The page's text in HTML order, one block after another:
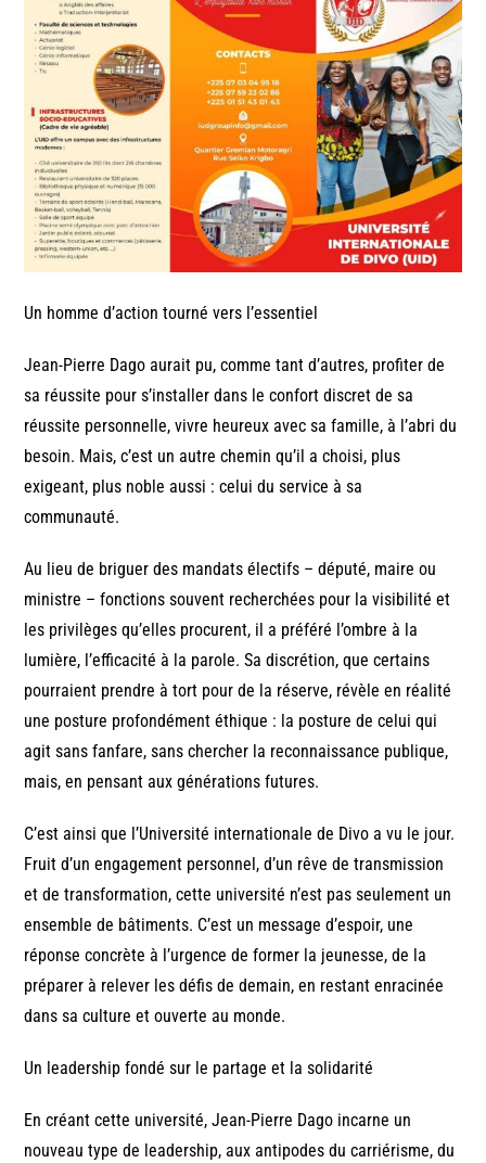
Un homme d’action tourné vers l’essentiel
Jean-Pierre Dago aurait pu, comme tant d’autres, profiter de
sa réussite pour s’installer dans le confort discret de sa
réussite personnelle, vivre heureux avec sa famille, à l’abri du
besoin. Mais, c’est un autre chemin qu’il a choisi, plus
exigeant, plus noble aussi : celui du service à sa
communauté.
Au lieu de briguer des mandats électifs – député, maire ou
ministre – fonctions souvent recherchées pour la visibilité et
les privilèges qu’elles procurent, il a préféré l’ombre à la
lumière, l’efficacité à la parole. Sa discrétion, que certains
pourraient prendre à tort pour de la réserve, révèle en réalité
une posture profondément éthique : la posture de celui qui
agit sans fanfare, sans chercher la reconnaissance publique,
mais, en pensant aux générations futures.
C’est ainsi que l’Université internationale de Divo a vu le jour.
Fruit d’un engagement personnel, d’un rêve de transmission
et de transformation, cette université n’est pas seulement un
ensemble de bâtiments. C’est un message d’espoir, une
réponse concrète à l’urgence de former la jeunesse, de la
préparer à relever les défis de demain, en restant enracinée
dans sa culture et ouverte au monde.
Un leadership fondé sur le partage et la solidarité
En créant cette université, Jean-Pierre Dago incarne un
nouveau type de leadership, aux antipodes du carriérisme, du